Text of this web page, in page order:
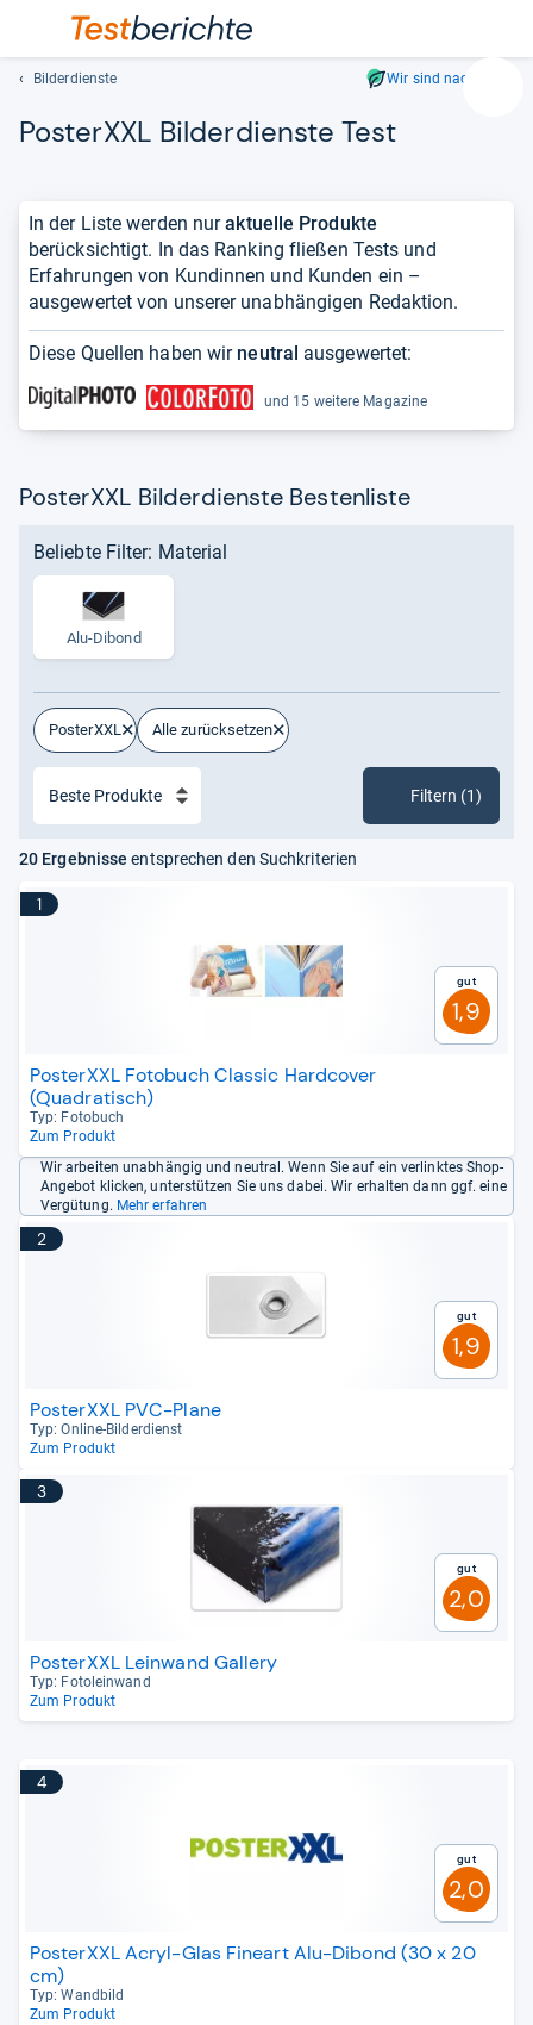
Bilderdienste Wir sind nachhaltig
Pos­ter­XXL Bil­der­dienste Test
In der Liste werden nuraktuelle Produkte
berücksichtigt. In das Ranking fließen Tests und
Erfahrungen von Kundinnen und Kunden ein –
ausgewertet von unserer unabhängigen Redaktion.
Diese Quellen haben wir neutral ausgewertet:
und 15 weitere Magazine
PosterXXL Bilderdienste Bestenliste
Beliebte Filter: Material
Alu-Dibond
PosterXXL Alle zurücksetzen
Filtern (1)
20 Ergebnisse entsprechen den Suchkriterien
1
Gut
1,9
PosterXXL Fotobuch Classic Hardcover
(Quadratisch)
Typ: Foto­buch
Zum Produkt
Wir arbeiten unabhängig und neutral. Wenn Sie auf ein verlinktes Shop-
Angebot klicken, unterstützen Sie uns dabei. Wir erhalten dann ggf. eine
Vergütung. Mehr erfahren
2
Gut
1,9
PosterXXL PVC-Plane
Typ: Online-​Bil­der­dienst
Zum Produkt
3
Gut
2,0
PosterXXL Leinwand Gallery
Typ: Foto­le­in­wand
Zum Produkt
4
Gut
2,0
PosterXXL Acryl-Glas Fineart Alu-Dibond (30 x 20
cm)
Typ: Wand­bild
Zum Produkt